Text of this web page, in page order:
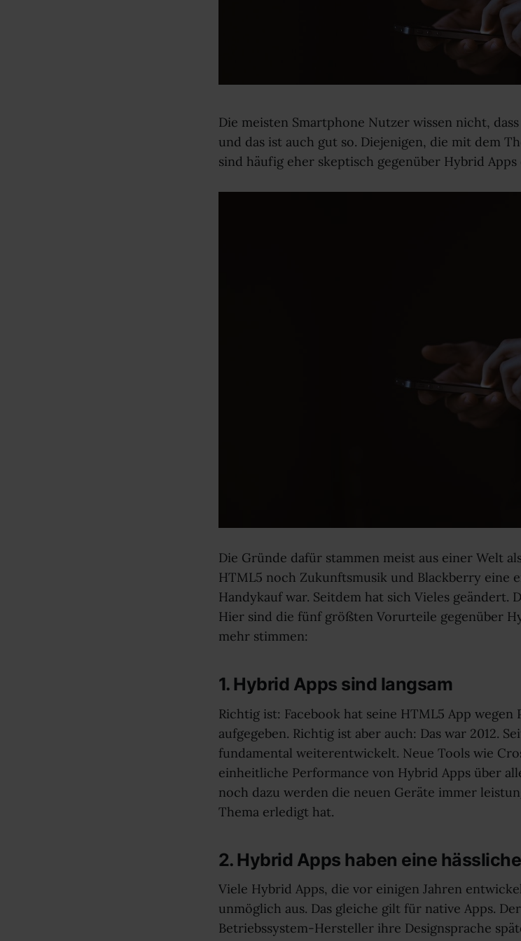
Die meisten Smartphone Nutzer wissen nicht,
und das ist auch gut so. Diejenigen, die mit dem
sind häufig eher skeptisch gegenüber Hybrid Apps
Die Gründe dafür stammen meist aus einer Welt
HTML5 noch Zukunftsmusik und Blackberry eine
Handykauf war. Seitdem hat sich Vieles geändert.
Hier sind die fünf größten Vorurteile gegenüber
mehr stimmen:
1. Hybrid Apps sind langsam
Richtig ist: Facebook hat seine HTML5 App
aufgegeben. Richtig ist aber auch: Das war 2012.
fundamental weiterentwickelt. Neue Tools wie
einheitliche Performance von Hybrid Apps über
noch dazu werden die neuen Geräte immer
Thema erledigt hat.
2. Hybrid Apps haben eine
Viele Hybrid Apps, die vor einigen Jahren
unmöglich aus. Das gleiche gilt für native Apps.
Betriebssystem-Hersteller ihre Designsprache